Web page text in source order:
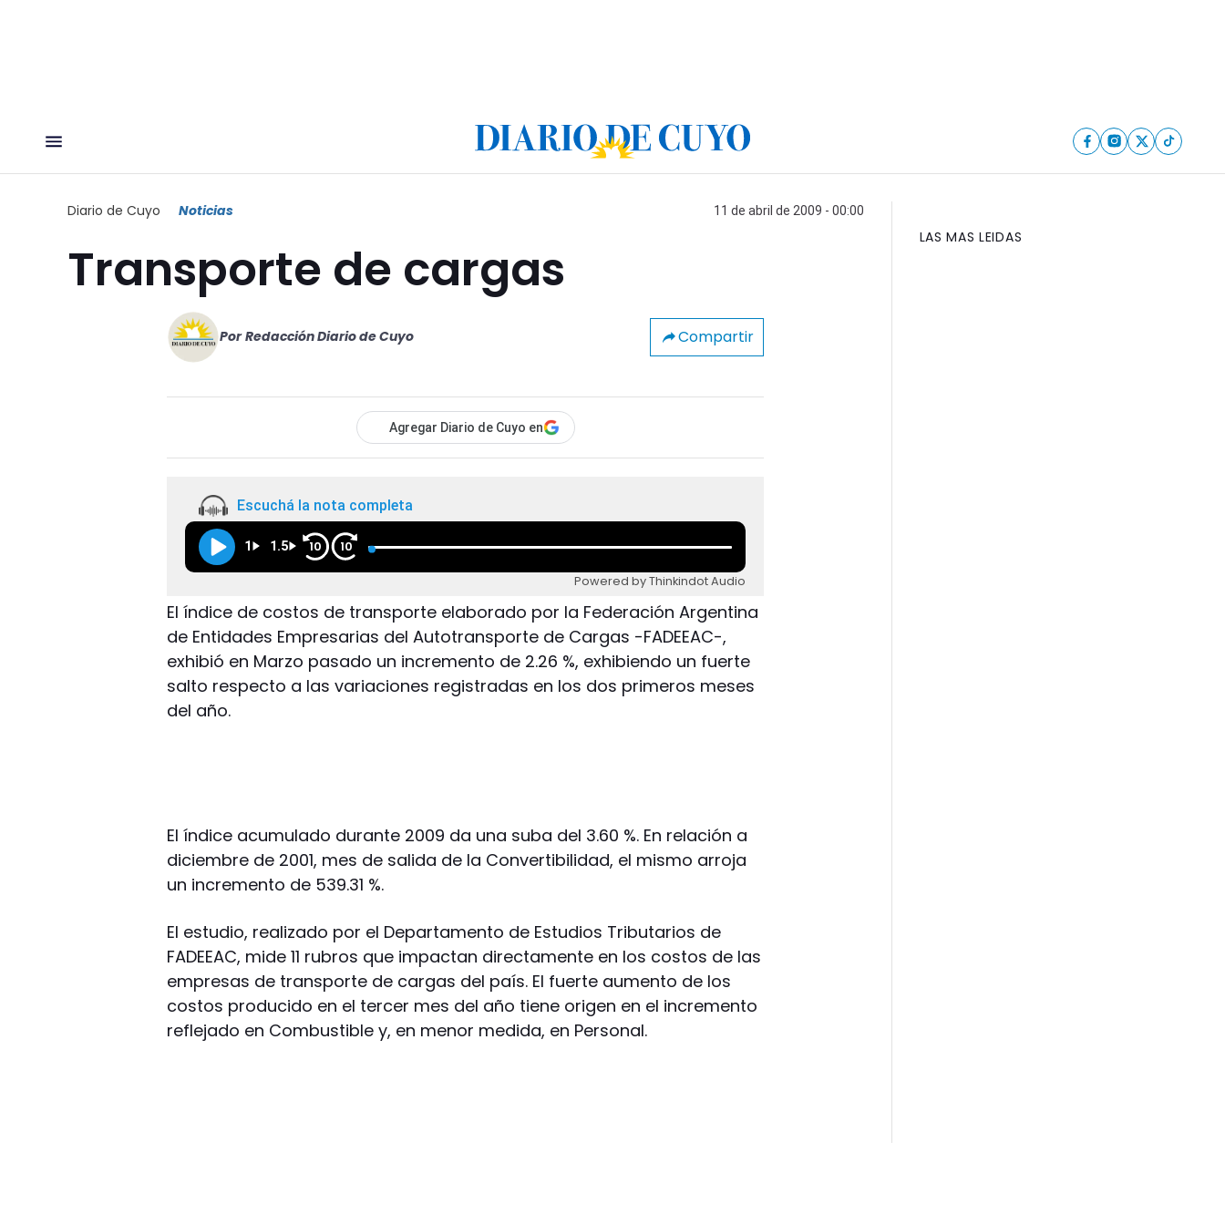
Diario de Cuyo Noticias 11 de abril de 2009 - 00:00
Transporte de cargas
Por Redacción Diario de Cuyo Compartir
Agregar Diario de Cuyo en
Escuchá la nota completa
1 1.5 10 10
Powered by Thinkindot Audio
El índice de costos de transporte elaborado por la Federación Argentina
de Entidades Empresarias del Autotransporte de Cargas -FADEEAC-,
exhibió en Marzo pasado un incremento de 2.26 %, exhibiendo un fuerte
salto respecto a las variaciones registradas en los dos primeros meses
del año.
El índice acumulado durante 2009 da una suba del 3.60 %. En relación a
diciembre de 2001, mes de salida de la Convertibilidad, el mismo arroja
un incremento de 539.31 %.
El estudio, realizado por el Departamento de Estudios Tributarios de
FADEEAC, mide 11 rubros que impactan directamente en los costos de las
empresas de transporte de cargas del país. El fuerte aumento de los
costos producido en el tercer mes del año tiene origen en el incremento
reflejado en Combustible y, en menor medida, en Personal.
LAS MAS LEIDAS